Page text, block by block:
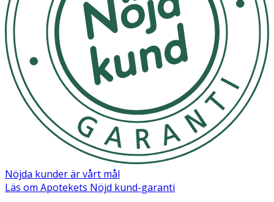
Nöjda kunder är vårt mål
Läs om Apotekets Nöjd kund-garanti